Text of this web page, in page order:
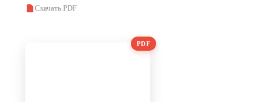
Скачать PDF
PDF